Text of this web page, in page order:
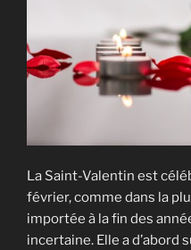
La Saint-Valentin est
février, comme dans la
importée à la fin des
incertaine. Elle a d’abord